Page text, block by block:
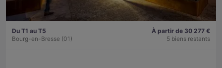
Du T1 au T5
Bourg-en-Bresse (01)
À partir de 30 277 €
5 biens restants